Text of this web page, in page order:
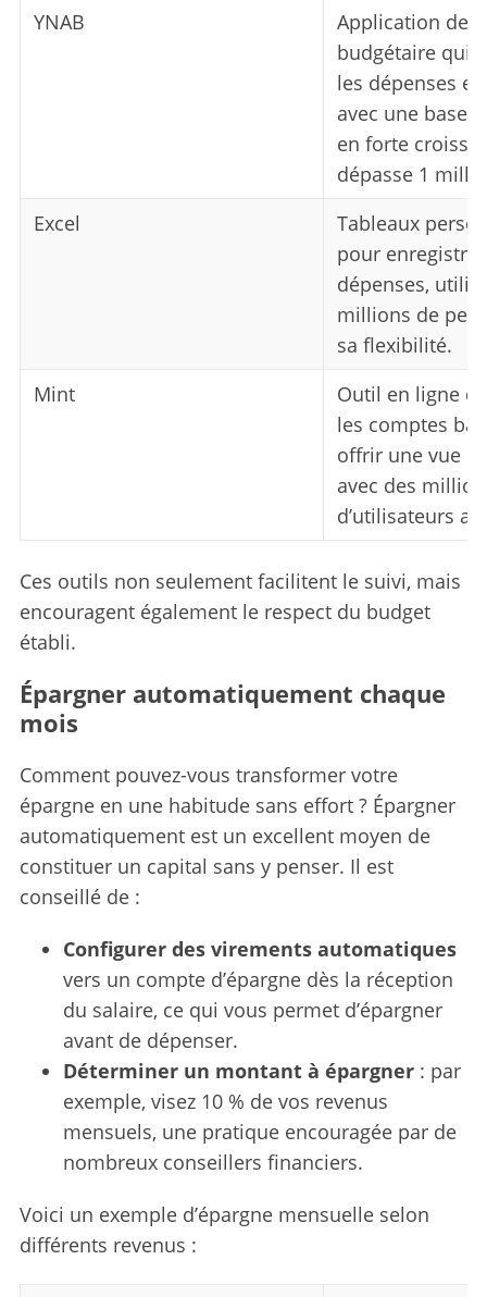
YNAB
Application de
budgétaire qui
les dépenses
avec une base
en forte
dépasse 1
Excel
Tableaux
pour
dépenses,
millions de
sa flexibilité.
Mint
Outil en ligne
les comptes
offrir une vue
avec des
d’utilisateurs
Ces outils non seulement facilitent le suivi, mais
encouragent également le respect du budget
établi.
Épargner automatiquement chaque
mois
Comment pouvez-vous transformer votre
épargne en une habitude sans effort ? Épargner
automatiquement est un excellent moyen de
constituer un capital sans y penser. Il est
conseillé de :
Configurer des virements automatiques
vers un compte d’épargne dès la réception
du salaire, ce qui vous permet d’épargner
avant de dépenser.
Déterminer un montant à épargner: par
exemple, visez 10 % de vos revenus
mensuels, une pratique encouragée par de
nombreux conseillers financiers.
Voici un exemple d’épargne mensuelle selon
différents revenus :
e
a
r
c
r